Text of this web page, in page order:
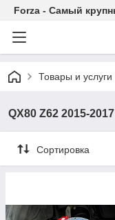
Forza - Самый
Товары и услуги
QX80 Z62 2015-2017
Сортировка